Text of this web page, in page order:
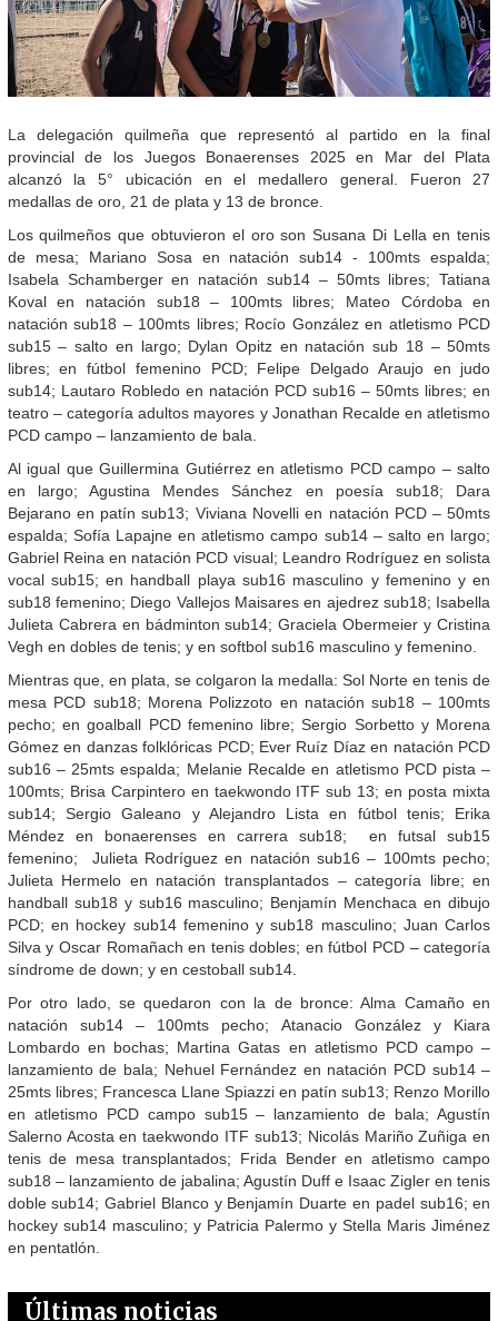
La delegación quilmeña que representó al partido en la final
provincial de los Juegos Bonaerenses 2025 en Mar del Plata
alcanzó la 5° ubicación en el medallero general. Fueron 27
medallas de oro, 21 de plata y 13 de bronce.
Los quilmeños que obtuvieron el oro son Susana Di Lella en tenis
de mesa; Mariano Sosa en natación sub14 - 100mts espalda;
Isabela Schamberger en natación sub14 – 50mts libres; Tatiana
Koval en natación sub18 – 100mts libres; Mateo Córdoba en
natación sub18 – 100mts libres; Rocío González en atletismo PCD
sub15 – salto en largo; Dylan Opitz en natación sub 18 – 50mts
libres; en fútbol femenino PCD; Felipe Delgado Araujo en judo
sub14; Lautaro Robledo en natación PCD sub16 – 50mts libres; en
teatro – categoría adultos mayores y Jonathan Recalde en atletismo
PCD campo – lanzamiento de bala.
Al igual que Guillermina Gutiérrez en atletismo PCD campo – salto
en largo; Agustina Mendes Sánchez en poesía sub18; Dara
Bejarano en patín sub13; Viviana Novelli en natación PCD – 50mts
espalda; Sofía Lapajne en atletismo campo sub14 – salto en largo;
Gabriel Reina en natación PCD visual; Leandro Rodríguez en solista
vocal sub15; en handball playa sub16 masculino y femenino y en
sub18 femenino; Diego Vallejos Maisares en ajedrez sub18; Isabella
Julieta Cabrera en bádminton sub14; Graciela Obermeier y Cristina
Vegh en dobles de tenis; y en softbol sub16 masculino y femenino.
Mientras que, en plata, se colgaron la medalla: Sol Norte en tenis de
mesa PCD sub18; Morena Polizzoto en natación sub18 – 100mts
pecho; en goalball PCD femenino libre; Sergio Sorbetto y Morena
Gómez en danzas folklóricas PCD; Ever Ruíz Díaz en natación PCD
sub16 – 25mts espalda; Melanie Recalde en atletismo PCD pista –
100mts; Brisa Carpintero en taekwondo ITF sub 13; en posta mixta
sub14; Sergio Galeano y Alejandro Lista en fútbol tenis; Erika
Méndez en bonaerenses en carrera sub18; en futsal sub15
femenino; Julieta Rodríguez en natación sub16 – 100mts pecho;
Julieta Hermelo en natación transplantados – categoría libre; en
handball sub18 y sub16 masculino; Benjamín Menchaca en dibujo
PCD; en hockey sub14 femenino y sub18 masculino; Juan Carlos
Silva y Oscar Romañach en tenis dobles; en fútbol PCD – categoría
síndrome de down; y en cestoball sub14.
Por otro lado, se quedaron con la de bronce: Alma Camaño en
natación sub14 – 100mts pecho; Atanacio González y Kiara
Lombardo en bochas; Martina Gatas en atletismo PCD campo –
lanzamiento de bala; Nehuel Fernández en natación PCD sub14 –
25mts libres; Francesca Llane Spiazzi en patín sub13; Renzo Morillo
en atletismo PCD campo sub15 – lanzamiento de bala; Agustín
Salerno Acosta en taekwondo ITF sub13; Nicolás Mariño Zuñiga en
tenis de mesa transplantados; Frida Bender en atletismo campo
sub18 – lanzamiento de jabalina; Agustín Duff e Isaac Zigler en tenis
doble sub14; Gabriel Blanco y Benjamín Duarte en padel sub16; en
hockey sub14 masculino; y Patricia Palermo y Stella Maris Jiménez
en pentatlón.
Últimas noticias